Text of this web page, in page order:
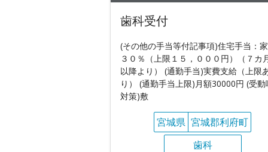
歯科受付
(その他の手当等付記事項)住宅手当：
３０％（上限１５，０００円）（７カ
以降より） (通勤手当)実費支給（上限
り） (通勤手当上限)月額30000円 (受動
対策)敷
宮城県 宮城郡利府町
歯科